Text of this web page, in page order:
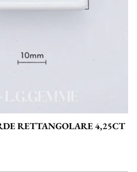
RETTANGOLARE 4,25CT